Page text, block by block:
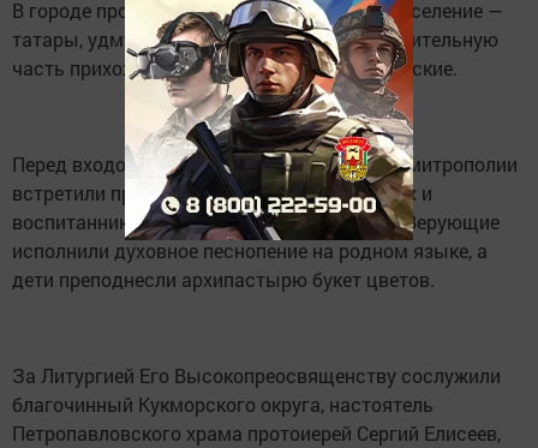
В городе проживает многонациональное население —
татары, удмурты, русские и марийцы. Значительную
часть прихожан составляют удмурты и русские.
Перед входом в храм главу Татарстанской митрополии
встретили прихожане в удмуртских нарядах и
воспитанники детской воскресной школы. Верующие
исполнили духовное песнопение на родном языке, а
дети преподнесли архипастырю букет цветов.
За Литургией Его Высокопреосвященству сослужили
благочинный Кукморского округа, настоятель
Петропавловского храма протоиерей Сергий Елисеев,